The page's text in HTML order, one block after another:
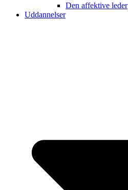
Den affektive leder
Uddannelser